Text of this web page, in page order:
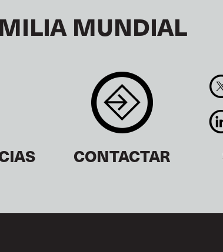
MUNDIAL
CONTACTAR